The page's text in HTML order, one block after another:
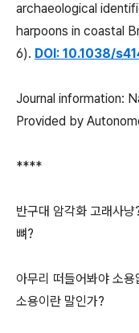
archaeological
harpoons in coastal
6). DOI: 10.1038/
Journal information:
Provided by
****
반구대 암각화 고래사
뼈?
아무리 떠들어봐야 소
소용이란 말인가?